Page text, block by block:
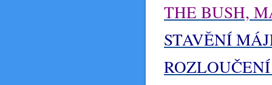
THE BUSH,
STAVĚNÍ